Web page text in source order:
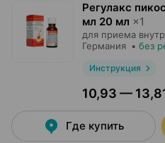
Регулакс
мл 20 мл ×1
для приема
Германия • без
Инструкция
10,93 —
Где купить